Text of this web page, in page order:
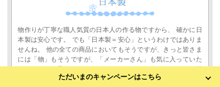
ただいまのキャンペーンはこちら
物作りが丁寧な職人気質の日本人の作る物ですから、 確かに日
本製は安心です。
でも「日本製＝安心」というわけではありま
せんね。
他の全ての商品においてもそうですが、きっと皆さま
には「物」もそうですが、「メーカーさん」も気に入っていた
ちながら、ベビー服やグッズを真心をこめて作っているメーカ